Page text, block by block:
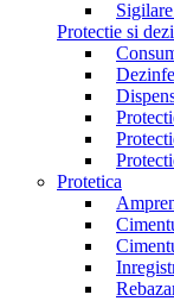
Protectie si
Protetica